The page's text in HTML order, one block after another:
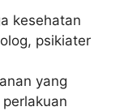
kesehatan
psikiater
yang